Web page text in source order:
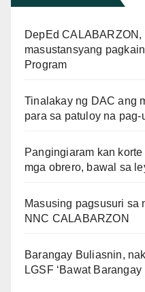
DepEd
masustansyang
Program
Tinalakay ng DAC ang
para sa patuloy na
Pangingiaram kan
mga obrero, bawal sa
Masusing pagsusuri sa
NNC CALABARZON
Barangay Buliasnin,
LGSF ‘Bawat